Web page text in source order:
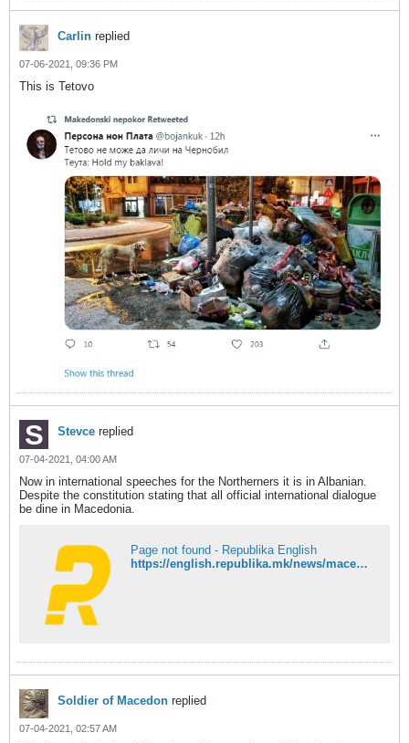
Carlin replied
07-06-2021, 09:36 PM
This is Tetovo
Stevce replied
07-04-2021, 04:00 AM
Now in international speeches for the Northerners it is in Albanian.
Despite the constitution stating that all official international dialogue
be dine in Macedonia.
Page not found - Republika English
https://english.republika.mk/news/macedonia/macedonias-speaker-xhaferi-addresses-the-eu-parliament-in-albanian-language/?fbclid=IwAR3XfaJMDNa23aFyjZyVsKrf3BsD7t0rUbvE0PaWVrN5MKm5W9apwNDYlrU
Soldier of Macedon replied
07-04-2021, 02:57 AM